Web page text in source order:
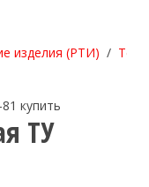
изделия (РТИ)
ТУ